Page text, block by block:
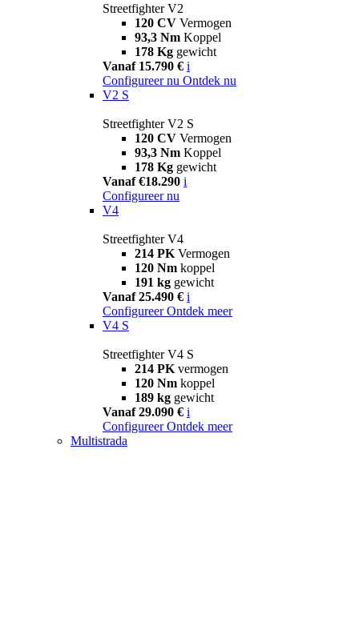
Streetfighter V2
120 CV Vermogen
93,3 Nm Koppel
178 Kg gewicht
Vanaf 15.790 € i
Configureer nu Ontdek nu
V2 S
Streetfighter V2 S
120 CV Vermogen
93,3 Nm Koppel
178 Kg gewicht
Vanaf €18.290 i
Configureer nu
V4
Streetfighter V4
214 PK Vermogen
120 Nm koppel
191 kg gewicht
Vanaf 25.490 € i
Configureer Ontdek meer
V4 S
Streetfighter V4 S
214 PK vermogen
120 Nm koppel
189 kg gewicht
Vanaf 29.090 € i
Configureer Ontdek meer
Multistrada